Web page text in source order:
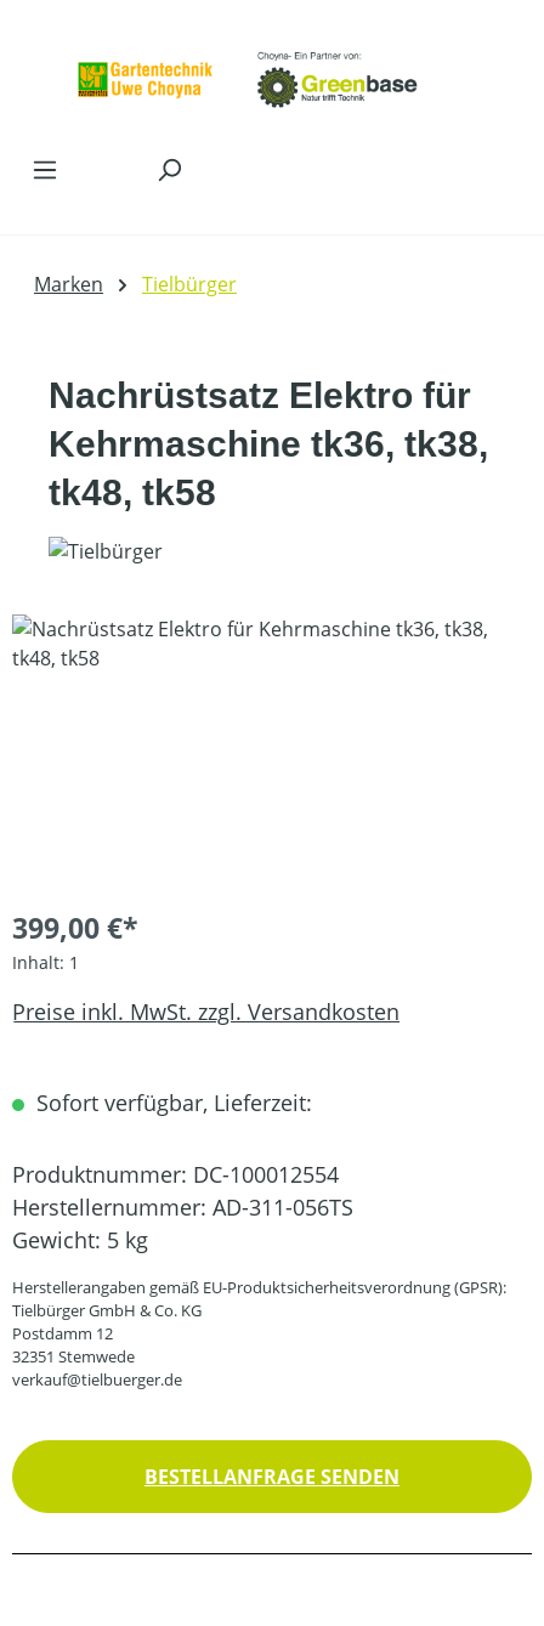
Marken Tielbürger
Nachrüstsatz Elektro für
Kehrmaschine tk36, tk38,
tk48, tk58
Bildergalerie überspringen
399,00 €*
Inhalt: 1
Preise inkl. MwSt. zzgl. Versandkosten
Sofort verfügbar, Lieferzeit:
Produktnummer: DC-100012554
Herstellernummer: AD-311-056TS
Gewicht: 5 kg
Herstellerangaben gemäß EU-Produktsicherheitsverordnung (GPSR):
Tielbürger GmbH & Co. KG
Postdamm 12
32351 Stemwede
verkauf@tielbuerger.de
BESTELLANFRAGE SENDEN